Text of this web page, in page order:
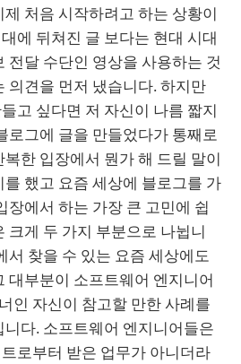
처음 시작하려고 하는 상황이
에 뒤쳐진 글 보다는 현대 시대
전달 수단인 영상을 사용하는 것
의견을 먼저 냈습니다. 하지만
고 싶다면 저 자신이 나름 짧지
로그에 글을 만들었다가 통째로
한 입장에서 뭔가 해 드릴 말이
했고 요즘 세상에 블로그를 가
장에서 하는 가장 큰 고민에 쉽
크게 두 가지 부분으로 나뉩니
서 찾을 수 있는 요즘 세상에도
대부분이 소프트웨어 엔지니어
인 자신이 참고할 만한 사례를
다. 소프트웨어 엔지니어들은
로부터 받은 업무가 아니더라